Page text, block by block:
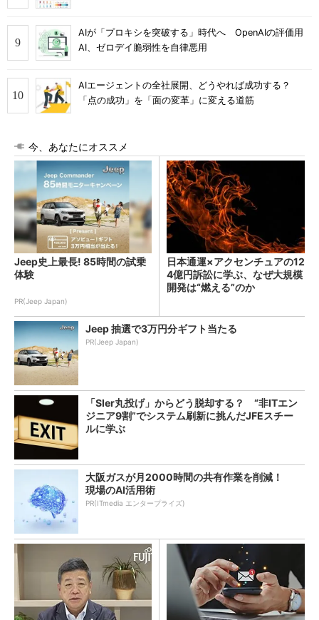
AIが「プロキシを突破する」時代へ OpenAIの評価用
AI、ゼロデイ脆弱性を自律悪用
AIエージェントの全社展開、どうやれば成功する？
「点の成功」を「面の変革」に変える道筋
今、あなたにオススメ
Jeep史上最長! 85時間の試乗
体験
PR(Jeep Japan)
日本通運×アクセンチュアの12
4億円訴訟に学ぶ、なぜ大規模
開発は“燃える”のか
Jeep 抽選で3万円分ギフト当たる
PR(Jeep Japan)
「SIer丸投げ」からどう脱却する？ “非ITエン
ジニア9割”でシステム刷新に挑んだJFEスチー
ルに学ぶ
大阪ガスが月2000時間の共有作業を削減！
現場のAI活用術
PR(ITmedia エンタープライズ)